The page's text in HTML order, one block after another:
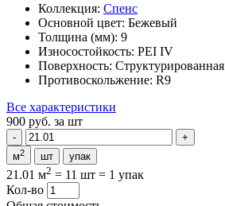
Коллекция: Спенс
Основной цвет: Бежевый
Толщина (мм): 9
Износостойкость: PEI IV
Поверхность: Структурированная
Противоскольжение: R9
Все характеристики
900 руб. за шт
м2 шт упак
21.01 м2 = 11 шт = 1 упак
Кол-во